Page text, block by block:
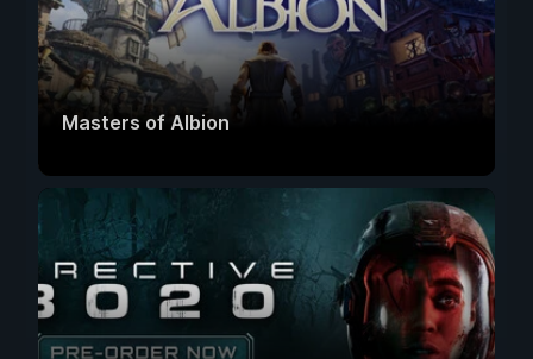
Masters of Albion